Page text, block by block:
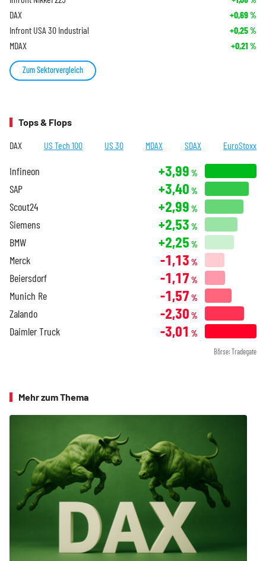
DAX +0,69%
Infront USA 30 Industrial +0,25%
MDAX +0,21 %
Zum Sektorvergleich
Tops & Flops
DAX US Tech 100 US 30 MDAX SDAX EuroStoxx
Infineon +3,99 %
SAP +3,40 %
Scout24 +2,99 %
Siemens +2,53 %
BMW +2,25 %
Merck -1,13 %
Beiersdorf -1,17 %
Munich Re -1,57 %
Zalando -2,30 %
Daimler Truck -3,01 %
Börse: Tradegate
Mehr zum Thema